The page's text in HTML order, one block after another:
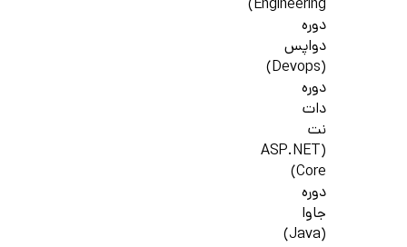
Engineering)
دوره
دواپس
(Devops)
دوره
دات
نت
(ASP.NET
Core)
دوره
جاوا
(Java)